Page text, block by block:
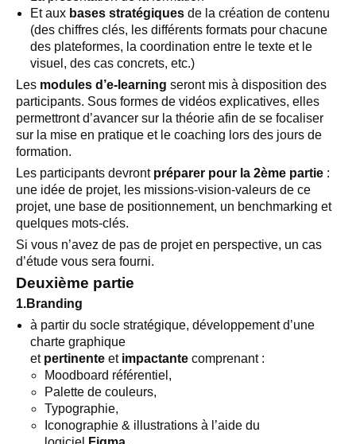
Et aux bases stratégiques de la création de contenu
(des chiffres clés, les différents formats pour chacune
des plateformes, la coordination entre le texte et le
visuel, des cas concrets, etc.)
Les modules d’e-learning seront mis à disposition des
participants. Sous formes de vidéos explicatives, elles
permettront d’avancer sur la théorie afin de se focaliser
sur la mise en pratique et le coaching lors des jours de
formation.
Les participants devront préparer pour la 2ème partie :
une idée de projet, les missions-vision-valeurs de ce
projet, une base de positionnement, un benchmarking et
quelques mots-clés.
Si vous n’avez de pas de projet en perspective, un cas
d’étude vous sera fourni.
Deuxième partie
1.Branding
à partir du socle stratégique, développement d’une
charte graphique
et pertinente et impactante comprenant :
Moodboard référentiel,
Palette de couleurs,
Typographie,
Iconographie & illustrations à l’aide du